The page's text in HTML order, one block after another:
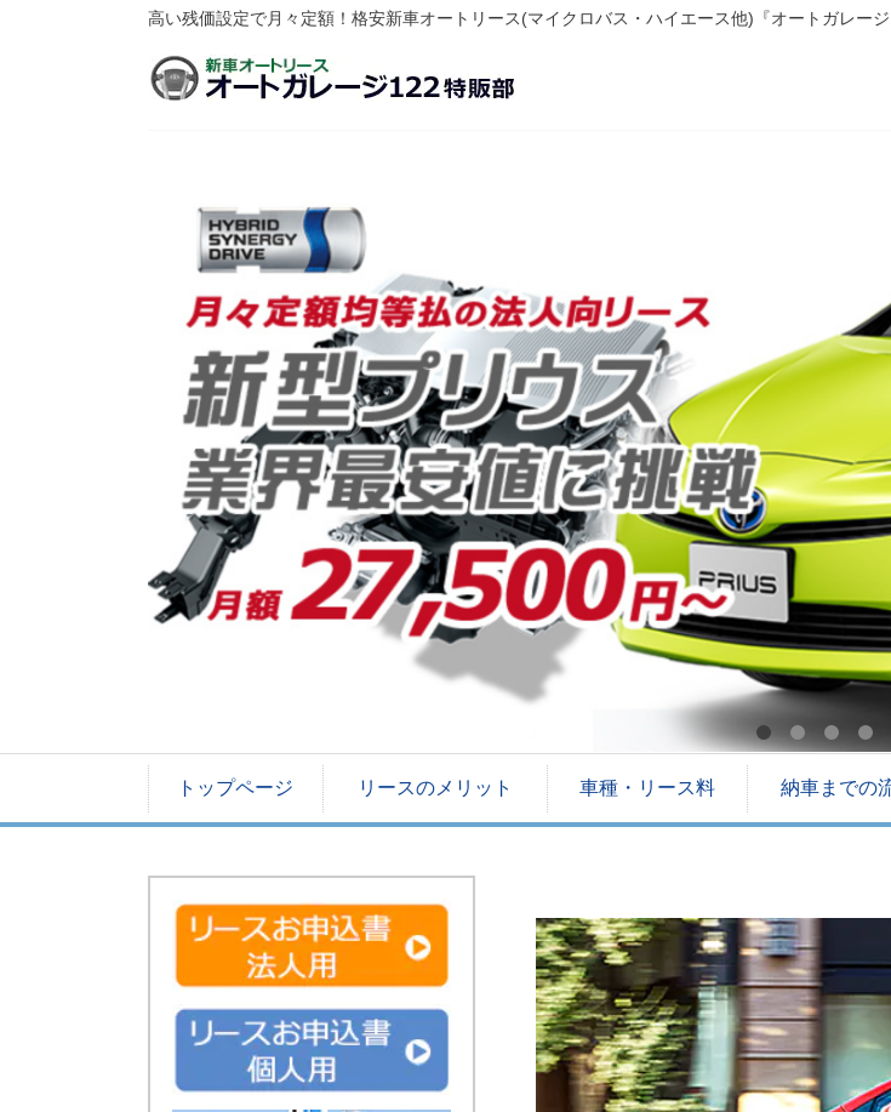
高い残価設定で月々定額！格安新車オートリース(マイクロバス・ハイエース他)『オートガレー
トップページ リースのメリット 車種・リース料 納車までの